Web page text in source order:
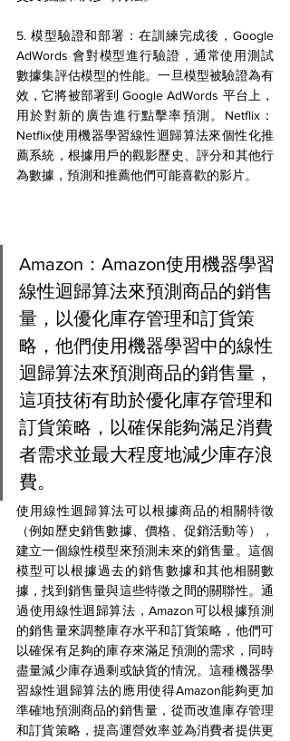
5. 模型驗證和部署：在訓練完成後，Google
AdWords 會對模型進行驗證，通常使用測試
數據集評估模型的性能。一旦模型被驗證為有
效，它將被部署到 Google AdWords 平台上，
用於對新的廣告進行點擊率預測。Netflix：
Netflix使用機器學習線性迴歸算法來個性化推
薦系統，根據用戶的觀影歷史、評分和其他行
為數據，預測和推薦他們可能喜歡的影片。
Amazon：Amazon使用機器學習
線性迴歸算法來預測商品的銷售
量，以優化庫存管理和訂貨策
略，他們使用機器學習中的線性
迴歸算法來預測商品的銷售量，
這項技術有助於優化庫存管理和
訂貨策略，以確保能夠滿足消費
者需求並最大程度地減少庫存浪
費。
使用線性迴歸算法可以根據商品的相關特徵
（例如歷史銷售數據、價格、促銷活動等），
建立一個線性模型來預測未來的銷售量。這個
模型可以根據過去的銷售數據和其他相關數
據，找到銷售量與這些特徵之間的關聯性。通
過使用線性迴歸算法，Amazon可以根據預測
的銷售量來調整庫存水平和訂貨策略，他們可
以確保有足夠的庫存來滿足預測的需求，同時
盡量減少庫存過剩或缺貨的情況。這種機器學
習線性迴歸算法的應用使得Amazon能夠更加
準確地預測商品的銷售量，從而改進庫存管理
和訂貨策略，提高運營效率並為消費者提供更